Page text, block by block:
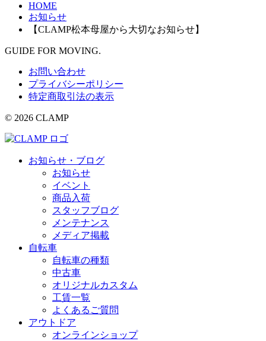
HOME
お知らせ
【CLAMP松本母屋から大切なお知らせ】
GUIDE FOR MOVING.
お問い合わせ
プライバシーポリシー
特定商取引法の表示
© 2026 CLAMP
お知らせ・ブログ
お知らせ
イベント
商品入荷
スタッフブログ
メンテナンス
メディア掲載
自転車
自転車の種類
中古車
オリジナルカスタム
工賃一覧
よくあるご質問
アウトドア
オンラインショップ